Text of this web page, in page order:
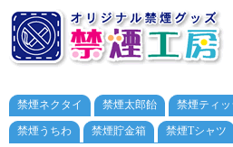
禁煙ネクタイ 禁煙太郎飴 禁煙ティッ
禁煙うちわ 禁煙貯金箱 禁煙Tシャツ